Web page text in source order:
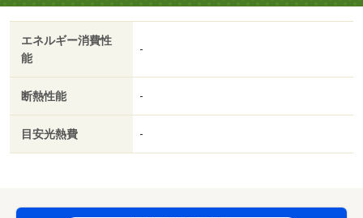
エネルギー消費性
能
-
断熱性能 -
目安光熱費 -